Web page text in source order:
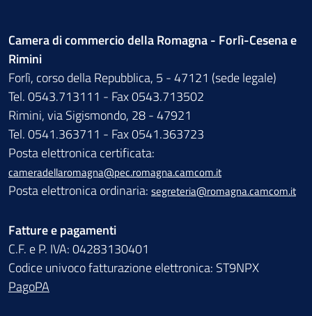
Camera di commercio della Romagna - Forlì-Cesena e
Rimini
Forlì, corso della Repubblica, 5 - 47121 (sede legale)
Tel. 0543.713111 - Fax 0543.713502
Rimini, via Sigismondo, 28 - 47921
Tel. 0541.363711 - Fax 0541.363723
Posta elettronica certificata:
cameradellaromagna@pec.romagna.camcom.it
Posta elettronica ordinaria: segreteria@romagna.camcom.it
Fatture e pagamenti
C.F. e P. IVA: 04283130401
Codice univoco fatturazione elettronica: ST9NPX
PagoPA